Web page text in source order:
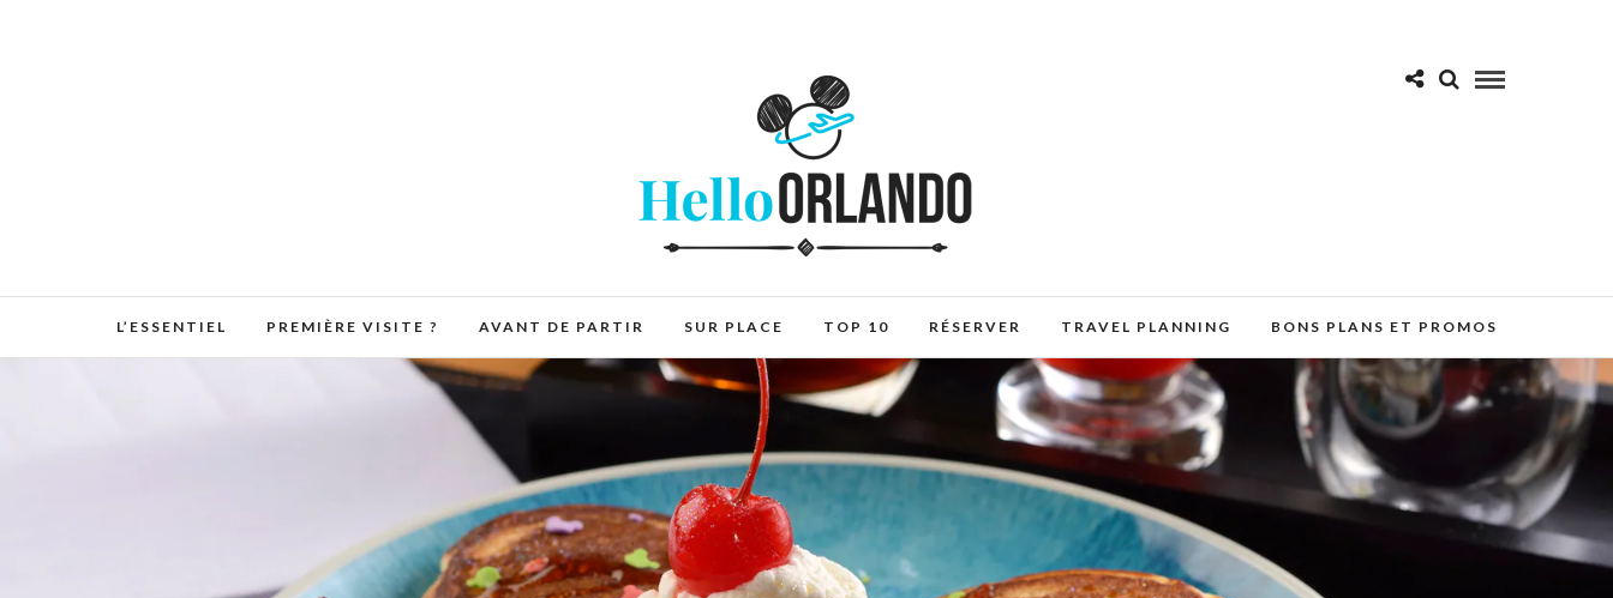
L’ESSENTIEL PREMIÈRE VISITE ? AVANT DE PARTIR SUR PLACE TOP 10 RÉSERVER TRAVEL PLANNING BONS PLANS ET PROMOS